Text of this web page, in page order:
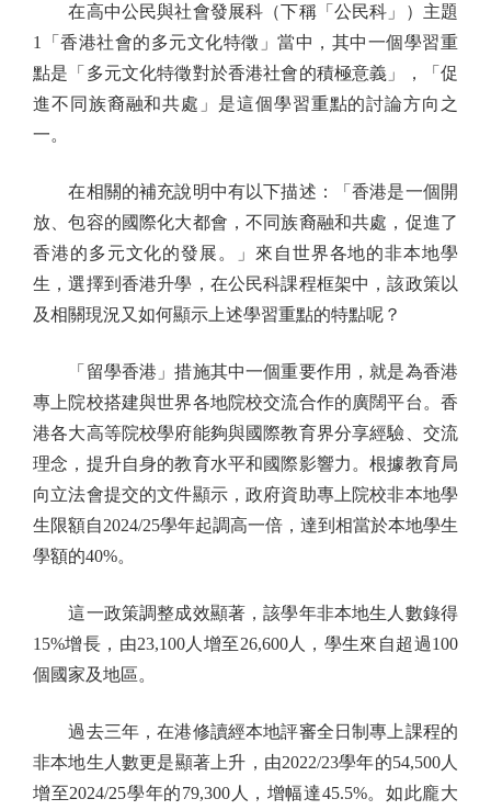
在高中公民與社會發展科（下稱「公民科」）主題
1「香港社會的多元文化特徵」當中，其中一個學習重
點是「多元文化特徵對於香港社會的積極意義」，「促
進不同族裔融和共處」是這個學習重點的討論方向之
一。
在相關的補充說明中有以下描述：「香港是一個開
放、包容的國際化大都會，不同族裔融和共處，促進了
香港的多元文化的發展。」來自世界各地的非本地學
生，選擇到香港升學，在公民科課程框架中，該政策以
及相關現況又如何顯示上述學習重點的特點呢？
「留學香港」措施其中一個重要作用，就是為香港
專上院校搭建與世界各地院校交流合作的廣闊平台。香
港各大高等院校學府能夠與國際教育界分享經驗、交流
理念，提升自身的教育水平和國際影響力。根據教育局
向立法會提交的文件顯示，政府資助專上院校非本地學
生限額自2024/25學年起調高一倍，達到相當於本地學生
學額的40%。
這一政策調整成效顯著，該學年非本地生人數錄得
15%增長，由23,100人增至26,600人，學生來自超過100
個國家及地區。
過去三年，在港修讀經本地評審全日制專上課程的
非本地生人數更是顯著上升，由2022/23學年的54,500人
增至2024/25學年的79,300人，增幅達45.5%。如此龐大